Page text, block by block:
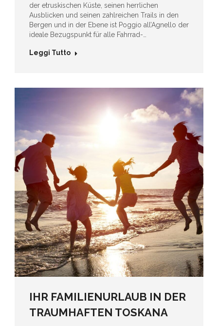
der etruskischen Küste, seinen herrlichen
Ausblicken und seinen zahlreichen Trails in den
Bergen und in der Ebene ist Poggio all’Agnello der
ideale Bezugspunkt für alle Fahrrad-…
Leggi Tutto
IHR FAMILIENURLAUB IN DER
TRAUMHAFTEN TOSKANA